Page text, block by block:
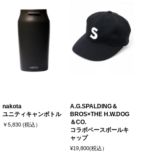
nakota
ユニティキャンボトル
￥5,830 (税込）
A.G.SPALDING＆
BROS×THE H.W.DOG
＆CO.
コラボベースボールキ
ャップ
¥19,800(税込）